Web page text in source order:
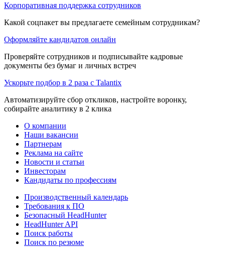
Корпоративная поддержка сотрудников
Какой соцпакет вы предлагаете семейным сотрудникам?
Оформляйте кандидатов онлайн
Проверяйте сотрудников и подписывайте кадровые
документы без бумаг и личных встреч
Ускорьте подбор в 2 раза с Talantix
Автоматизируйте сбор откликов, настройте воронку,
собирайте аналитику в 2 клика
О компании
Наши вакансии
Партнерам
Реклама на сайте
Новости и статьи
Инвесторам
Кандидаты по профессиям
Производственный календарь
Требования к ПО
Безопасный HeadHunter
HeadHunter API
Поиск работы
Поиск по резюме